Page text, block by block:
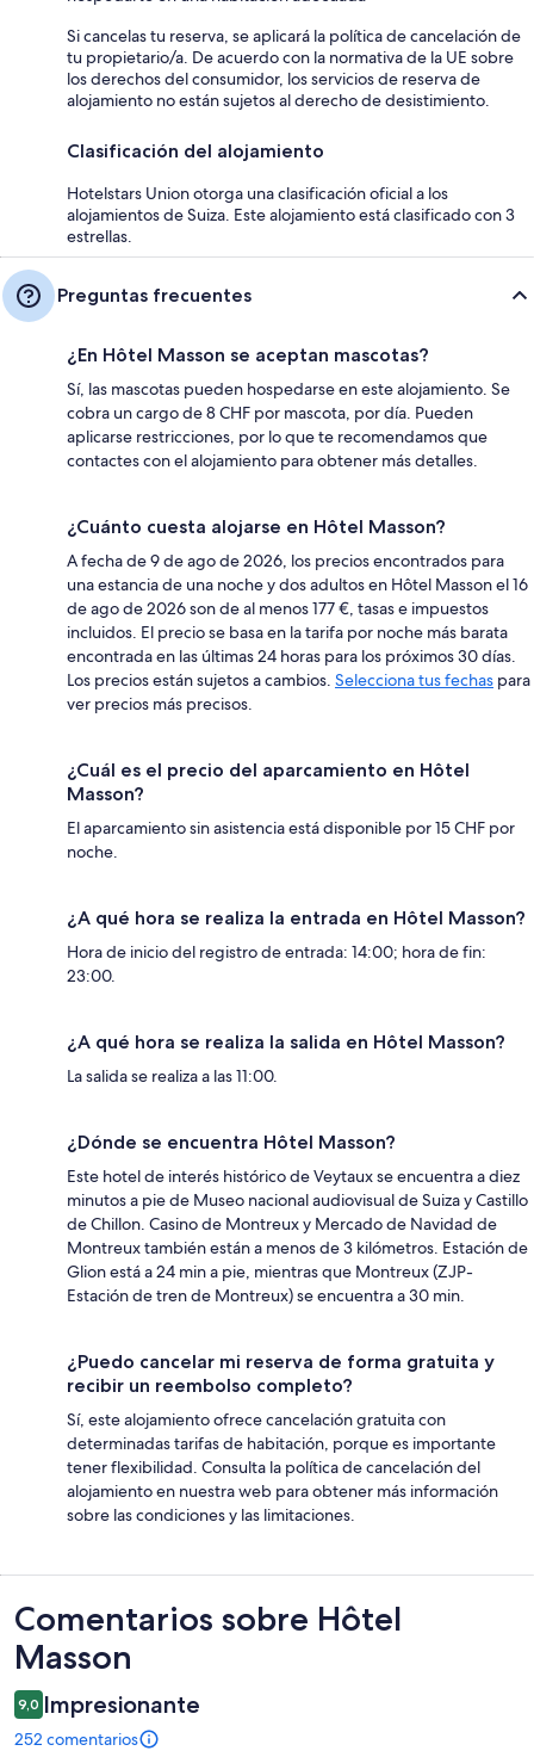
Si cancelas tu reserva, se aplicará la política de cancelación de
tu propietario/a. De acuerdo con la normativa de la UE sobre
los derechos del consumidor, los servicios de reserva de
alojamiento no están sujetos al derecho de desistimiento.
Clasificación del alojamiento
Hotelstars Union otorga una clasificación oficial a los
alojamientos de Suiza. Este alojamiento está clasificado con 3
estrellas.
Preguntas frecuentes
¿En Hôtel Masson se aceptan mascotas?
Sí, las mascotas pueden hospedarse en este alojamiento. Se
cobra un cargo de 8 CHF por mascota, por día. Pueden
aplicarse restricciones, por lo que te recomendamos que
contactes con el alojamiento para obtener más detalles.
¿Cuánto cuesta alojarse en Hôtel Masson?
A fecha de 9 de ago de 2026, los precios encontrados para
una estancia de una noche y dos adultos en Hôtel Masson el 16
de ago de 2026 son de al menos 177 €, tasas e impuestos
incluidos. El precio se basa en la tarifa por noche más barata
encontrada en las últimas 24 horas para los próximos 30 días.
Los precios están sujetos a cambios. Selecciona tus fechas para
ver precios más precisos.
¿Cuál es el precio del aparcamiento en Hôtel
Masson?
El aparcamiento sin asistencia está disponible por 15 CHF por
noche.
¿A qué hora se realiza la entrada en Hôtel Masson?
Hora de inicio del registro de entrada: 14:00; hora de fin:
23:00.
¿A qué hora se realiza la salida en Hôtel Masson?
La salida se realiza a las 11:00.
¿Dónde se encuentra Hôtel Masson?
Este hotel de interés histórico de Veytaux se encuentra a diez
minutos a pie de Museo nacional audiovisual de Suiza y Castillo
de Chillon. Casino de Montreux y Mercado de Navidad de
Montreux también están a menos de 3 kilómetros. Estación de
Glion está a 24 min a pie, mientras que Montreux (ZJP-
Estación de tren de Montreux) se encuentra a 30 min.
¿Puedo cancelar mi reserva de forma gratuita y
recibir un reembolso completo?
Sí, este alojamiento ofrece cancelación gratuita con
determinadas tarifas de habitación, porque es importante
tener flexibilidad. Consulta la política de cancelación del
alojamiento en nuestra web para obtener más información
sobre las condiciones y las limitaciones.
Comentarios
Comentarios sobre Hôtel
Masson
9,0 Impresionante
252 comentarios